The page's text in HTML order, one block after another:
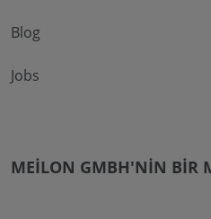
Blog
Jobs
MEILON GMBH'NIN BIR